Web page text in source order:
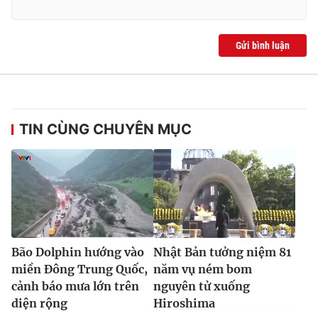
Gửi bình luận
TIN CÙNG CHUYÊN MỤC
Bão Dolphin hướng vào
miền Đông Trung Quốc,
cảnh báo mưa lớn trên
diện rộng
Nhật Bản tưởng niệm 81
năm vụ ném bom
nguyên tử xuống
Hiroshima